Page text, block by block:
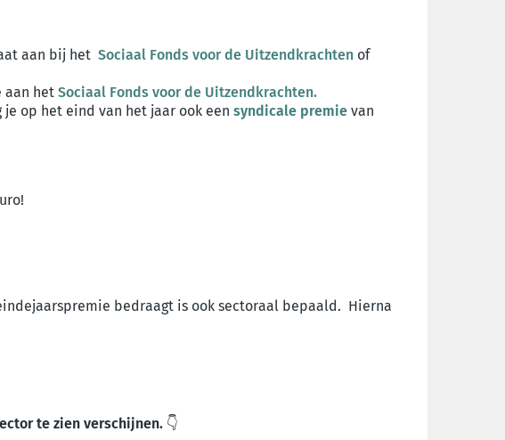
aan bij het Sociaal Fonds voor de Uitzendkrachten of
aan het Sociaal Fonds voor de Uitzendkrachten.
op het eind van het jaar ook een syndicale premie van
bedraagt is ook sectoraal bepaald. Hierna
te zien verschijnen. 👇